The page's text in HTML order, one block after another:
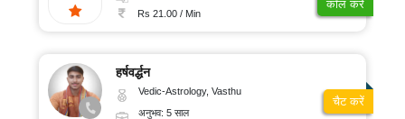
Rs 21.00 / Min
कॉल करें
हर्षवर्द्धन
Vedic-Astrology, Vasthu
अनुभव: 5 साल
चैट करें